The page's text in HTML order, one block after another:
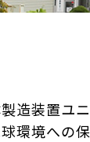
造装置ユ
環境への